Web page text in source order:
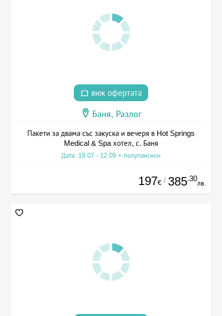
виж офертата
Баня, Разлог
Пакети за двама със закуска и вечеря в Hot Springs
Medical & Spa хотел, с. Баня
Дата: 19.07 - 12.09 + полупансион
197€ / 385.30
лв.